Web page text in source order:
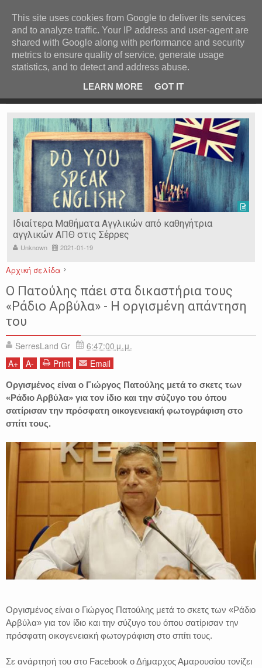
Ιερόσυλοι έκλεψαν τάματα από Ιερό Ναό στις Σέρρες
Ιδιαίτερα Μαθήματα Αγγλικών από καθηγήτρια
αγγλικών ΑΠΘ στις Σέρρες
Unknown 2021-01-19
Αρχική σελίδα
ΒΙΝΤΕΟ
ΓΙΩΡΓΟΣ ΠΑΤΟΥΛΗΣ ΔΗΜΑΡΧΟΣ
ΔΙΚΑΣΤΗΡΙΑ
ΕΙΔΗΣΕΙΣ
ΡΑΔΙΟ ΑΡΒΥΛΑ
Ο Πατούλης πάει στα δικαστήρια τους
«Ράδιο Αρβύλα» - Η οργισμένη απάντηση
του
SerresLand Gr
6:47:00 μ.μ.
A+ A- Print Email
Οργισμένος είναι ο Γιώργος Πατούλης μετά το σκετς των
«Ράδιο Αρβύλα» για τον ίδιο και την σύζυγο του όπου
σατίρισαν την πρόσφατη οικογενειακή φωτογράφιση στο
σπίτι τους.
Οργισμένος είναι ο Γιώργος Πατούλης μετά το σκετς των «Ράδιο
Αρβύλα» για τον ίδιο και την σύζυγο του όπου σατίρισαν την
πρόσφατη οικογενειακή φωτογράφιση στο σπίτι τους.
Σε ανάρτησή του στο Facebook ο Δήμαρχος Αμαρουσίου τονίζει
ΚΕΝΤΡΙΚΗ ΑΝΑ ΚΑΤΗΓΟΡΙΑ
ΕΙΔΗΣΕΙΣ ΑΝΑ ΠΕΡΙΟΧΗ
ΠΡΟΣΦΑΤΑ ΝΕΑ
Ν. ΣΕΡΡΩΝ Η ΓΗ ΜΑΣ
ΤΥΧΑΙΕΣ ΑΝΑΡΤΗΣΕΙΣ/ΑΡΘΡΑ
Serres Racing Circuit
Panserraikos FC
Ikaroi B.C.
This site uses cookies from Google to deliver its services
and to analyze traffic. Your IP address and user-agent are
shared with Google along with performance and security
metrics to ensure quality of service, generate usage
statistics, and to detect and address abuse.
LEARN MORE
GOT IT